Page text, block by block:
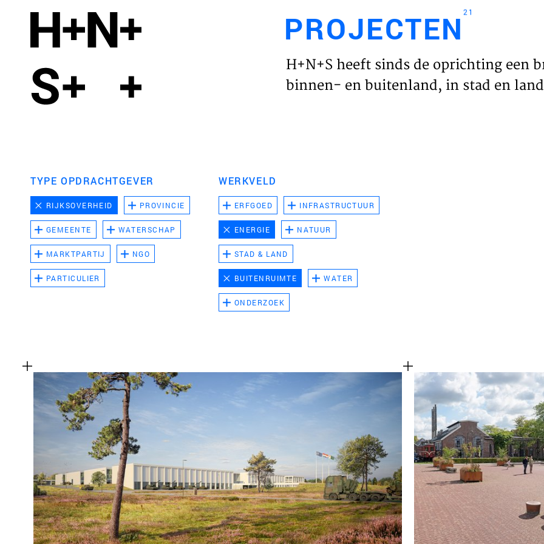
HOME
PROJECTEN21
H+N+S heeft sinds de oprichting een
binnen- en buitenland, in stad en
TYPE OPDRACHTGEVER
RIJKSOVERHEID PROVINCIE
GEMEENTE WATERSCHAP
MARKTPARTIJ NGO
PARTICULIER
WERKVELD
ERFGOED INFRASTRUCTUUR
ENERGIE NATUUR
STAD & LAND
BUITENRUIMTE WATER
ONDERZOEK